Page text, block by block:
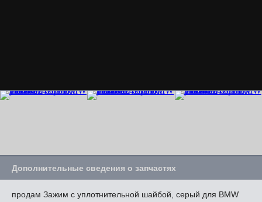
Дополнительные сведения о запчастях
продам Зажим с уплотнительной шайбой, серый для BMW